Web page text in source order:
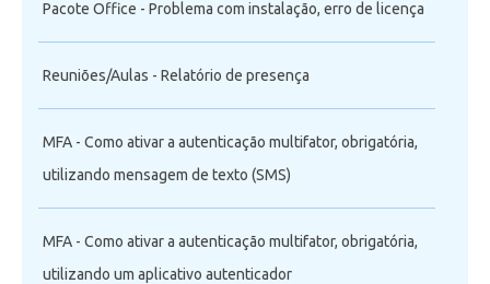
Pacote Office - Problema com instalação, erro de licença
Reuniões/Aulas - Relatório de presença
MFA - Como ativar a autenticação multifator, obrigatória,
utilizando mensagem de texto (SMS)
MFA - Como ativar a autenticação multifator, obrigatória,
utilizando um aplicativo autenticador